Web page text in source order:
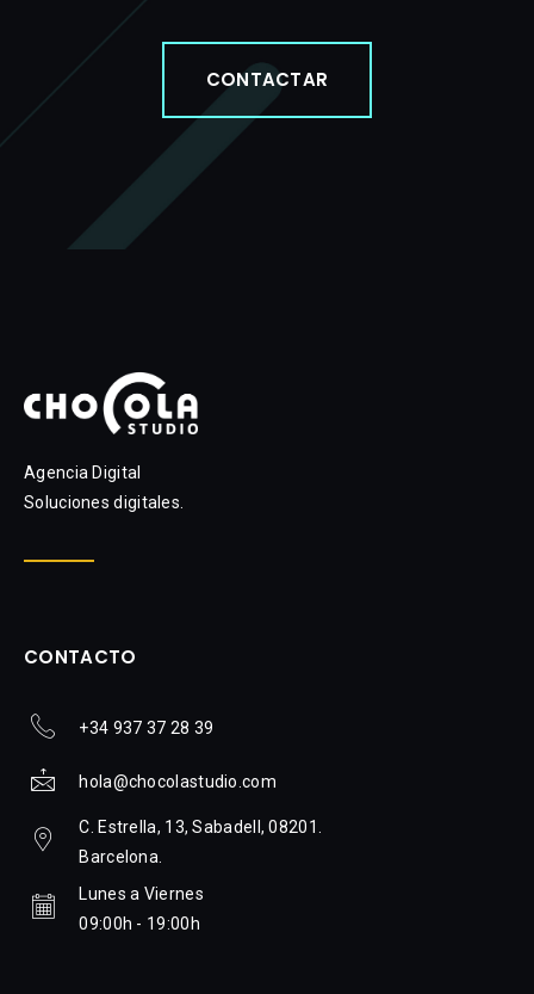
CONTACTAR
Agencia Digital
Soluciones digitales.
CONTACTO
+34 937 37 28 39
hola@chocolastudio.com
C. Estrella, 13, Sabadell, 08201.
Barcelona.
Lunes a Viernes
09:00h - 19:00h